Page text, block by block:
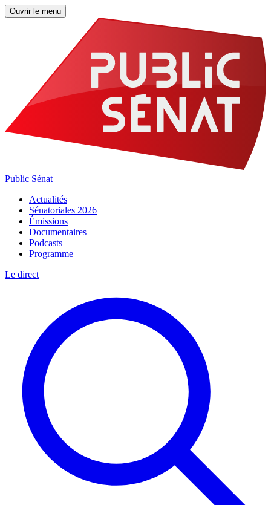
Ouvrir le menu
Public Sénat
Actualités
Sénatoriales 2026
Émissions
Documentaires
Podcasts
Programme
Le direct